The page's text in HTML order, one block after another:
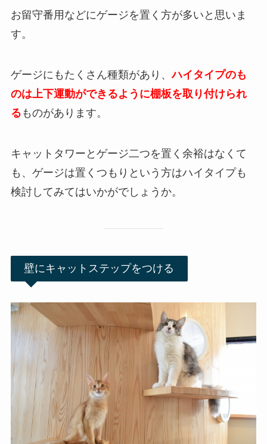
お留守番用などにゲージを置く方が多いと思いま
す。
ゲージにもたくさん種類があり、ハイタイプのも
のは上下運動ができるように棚板を取り付けられ
る ものがあります。
キャットタワーとゲージ二つを置く余裕はなくて
も、ゲージは置くつもりという方はハイタイプも
検討してみてはいかがでしょうか。
壁にキャットステップをつける